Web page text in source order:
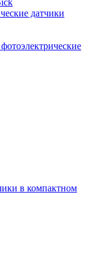
датчики
в компактном